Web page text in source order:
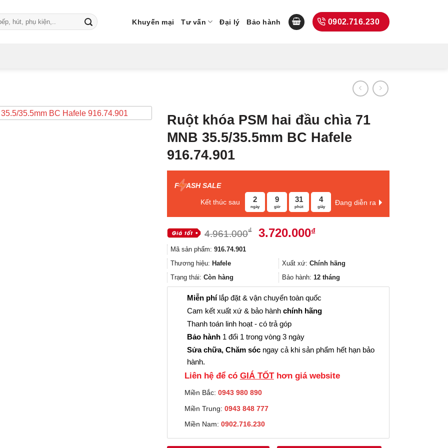
Khuyến mại Tư vấn Đại lý Bảo hành 0902.716.230
Ruột khóa PSM hai đầu chìa 71
MNB 35.5/35.5mm BC Hafele
916.74.901
F ASH SALE
Kết thúc sau 2
ngày
9
giờ
31
phút
3
giây
Đang diễn ra
4.961.000₫
Giá
4.961.000₫.
3.720.000₫Giá
là:
3.720.000₫.
Mã sản phẩm: 916.74.901
Thương hiệu: Hafele Xuất xứ: Chính hãng
Trạng thái: Còn hàng Bảo hành: 12 tháng
Miễn phílắp đặt & vận chuyển toàn quốc
Cam kết xuất xứ & bảo hành chính hãng
Thanh toán linh hoạt - có trả góp
Bảo hành 1 đổi 1 trong vòng 3 ngày
Sửa chữa, Chăm sóc ngay cả khi sản phẩm hết hạn bảo
hành.
Liên hệ để có GIÁ TỐThơn giá website
Miền Bắc: 0943 980 890
Miền Trung: 0943 848 777
Miền Nam: 0902.716.230